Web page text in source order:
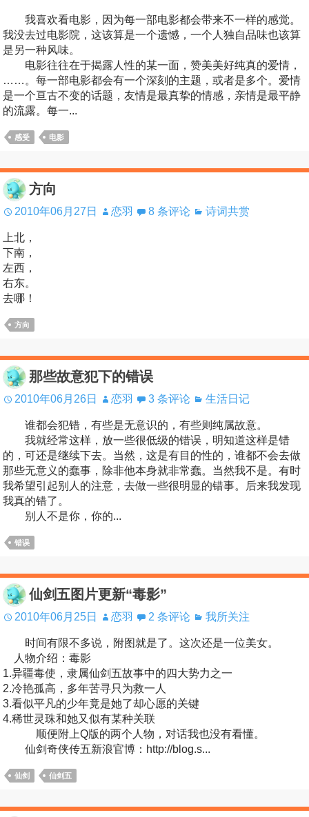
我喜欢看电影，因为每一部电影都会带来不一样的感觉。
我没去过电影院，这该算是一个遗憾，一个人独自品味也该算
是另一种风味。
电影往往在于揭露人性的某一面，赞美美好纯真的爱情，
……。每一部电影都会有一个深刻的主题，或者是多个。爱情
是一个亘古不变的话题，友情是最真挚的情感，亲情是最平静
的流露。每一...
感受 电影
方向
2010年06月27日 恋羽 8 条评论 诗词共赏
上北，
下南，
左西，
右东。
去哪！
方向
那些故意犯下的错误
2010年06月26日 恋羽 3 条评论 生活日记
谁都会犯错，有些是无意识的，有些则纯属故意。
我就经常这样，放一些很低级的错误，明知道这样是错
的，可还是继续下去。当然，这是有目的性的，谁都不会去做
那些无意义的蠢事，除非他本身就非常蠢。当然我不是。有时
我希望引起别人的注意，去做一些很明显的错事。后来我发现
我真的错了。
别人不是你，你的...
错误
仙剑五图片更新“毒影”
2010年06月25日 恋羽 2 条评论 我所关注
时间有限不多说，附图就是了。这次还是一位美女。
人物介绍：毒影
1.异疆毒使，隶属仙剑五故事中的四大势力之一
2.冷艳孤高，多年苦寻只为救一人
3.看似平凡的少年竟是她了却心愿的关键
4.稀世灵珠和她又似有某种关联
顺便附上Q版的两个人物，对话我也没有看懂。
仙剑奇侠传五新浪官博：http://blog.s...
仙剑 仙剑五